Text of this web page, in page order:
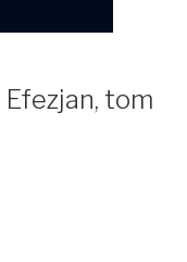
tom